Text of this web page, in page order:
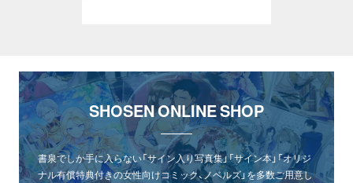
SHOSEN ONLINE SHOP
書泉でしか手に入らない「サイン入り写真集」「サイン本」「オリジ
ナル有償特典付きの女性向けコミック、ノベルズ」を多数ご用意し